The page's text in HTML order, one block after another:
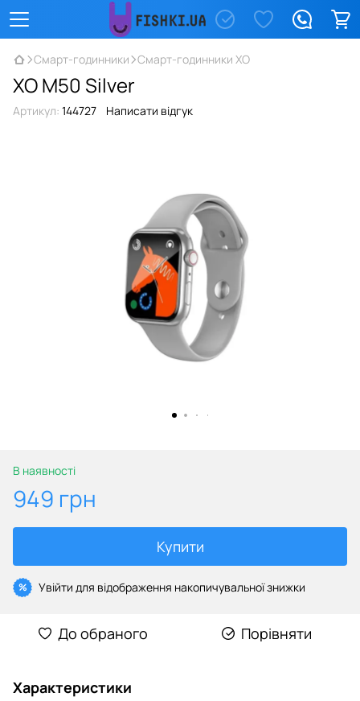
Смарт-годинники Смарт-годинники XO
XO M50 Silver
Артикул: 144727 Написати відгук
В наявності
949 грн
Купити
% Увійти для відображення накопичувальної знижки
До обраного Порівняти
Характеристики